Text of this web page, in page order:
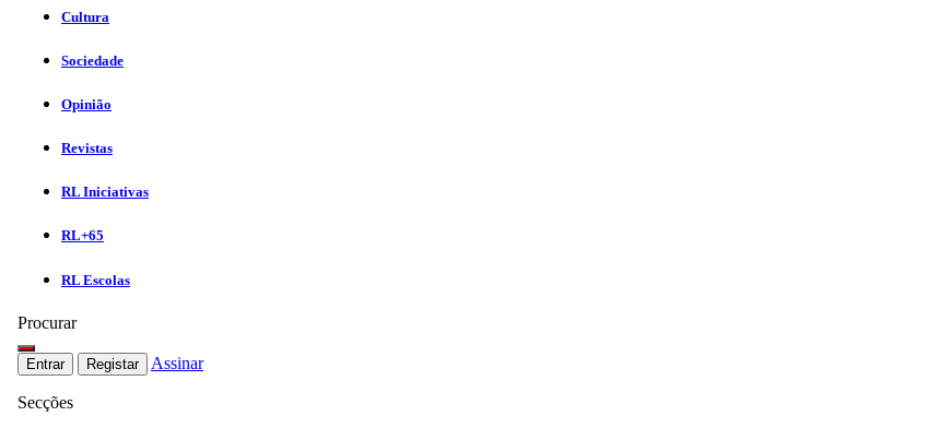
Cultura
Sociedade
Opinião
Revistas
RL Iniciativas
RL+65
RL Escolas
Procurar
Entrar Registar Assinar
Secções